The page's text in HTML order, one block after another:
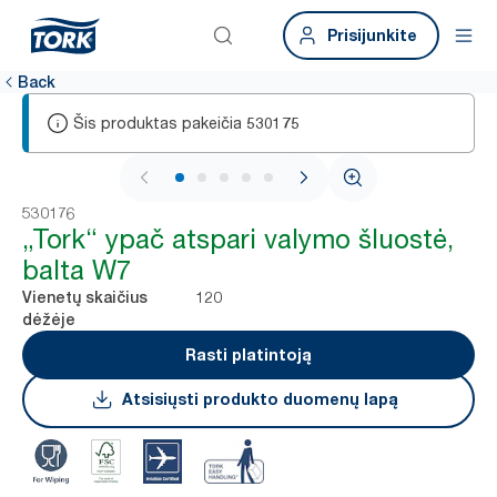
Prisijunkite
Back
Šis produktas pakeičia 530175
1 / 5
530176
„Tork“ ypač atspari valymo šluostė,
balta W7
Vienetų skaičius
dėžėje
120
Rasti platintoją
Atsisiųsti produkto duomenų lapą